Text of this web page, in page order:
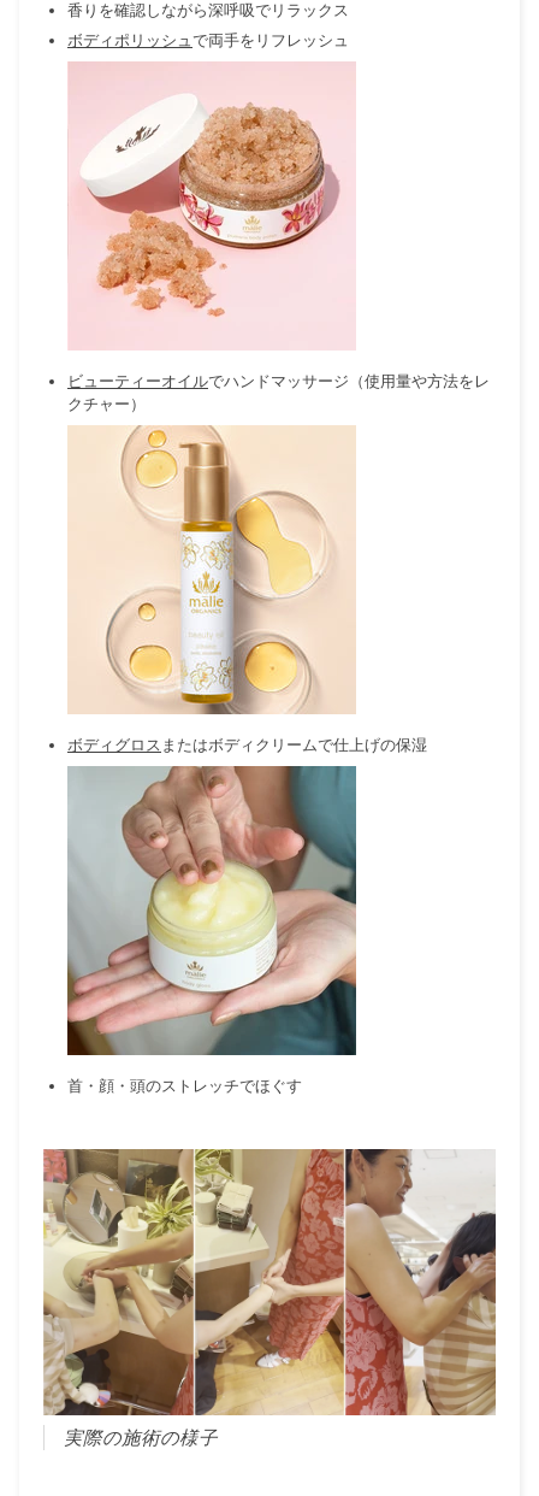
香りを確認しながら深呼吸でリラックス
ボディポリッシュ で両手をリフレッシュ
ビューティーオイルでハンドマッサージ（使用量や方法をレ
クチャー）
ボディグロス またはボディクリームで仕上げの保湿
首・顔・頭のストレッチでほぐす
実際の施術の様子